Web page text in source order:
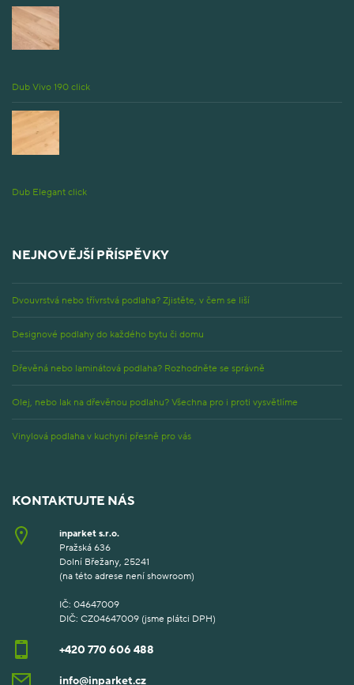
Dub Vivo 190 click
Dub Elegant click
NEJNOVĚJŠÍ PŘÍSPĚVKY
Dvouvrstvá nebo třívrstvá podlaha? Zjistěte, v čem se liší
Designové podlahy do každého bytu či domu
Dřevěná nebo laminátová podlaha? Rozhodněte se správně
Olej, nebo lak na dřevěnou podlahu? Všechna pro i proti vysvětlíme
Vinylová podlaha v kuchyni přesně pro vás
KONTAKTUJTE NÁS
inparket s.r.o.
Pražská 636
Dolní Břežany, 25241
(na této adrese není showroom)
IČ: 04647009
DIČ: CZ04647009 (jsme plátci DPH)
+420 770 606 488
info@inparket.cz